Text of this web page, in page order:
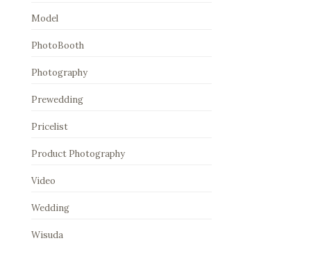
Model
PhotoBooth
Photography
Prewedding
Pricelist
Product Photography
Video
Wedding
Wisuda